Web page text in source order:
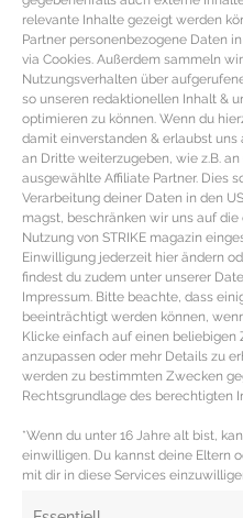
relevante Inhalte gezeigt werden
Partner personenbezogene Daten
via Cookies. Außerdem sammeln
Nutzungsverhalten über
so unseren redaktionellen Inhalt &
optimieren zu können. Wenn du
damit einverstanden & erlaubst
an Dritte weiterzugeben, wie z.B.
ausgewählte Affiliate Partner. Dies
Verarbeitung deiner Daten in den
magst, beschränken wir uns auf
Nutzung von STRIKE magazin
Einwilligung jederzeit hier ändern
findest du zudem unter unserer
Impressum. Bitte beachte, dass
beeinträchtigt werden können,
Klicke einfach auf einen beliebigen
anzupassen oder mehr Details zu
werden zu bestimmten Zwecken
Rechtsgrundlage des berechtigten
*Wenn du unter 16 Jahre alt bist,
einwilligen. Du kannst deine Eltern
mit dir in diese Services
REZEPT –
mit Schokolade
für das Chili con Carne mit
Hackfleisch 2 EL